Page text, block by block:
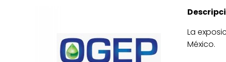
La
México.